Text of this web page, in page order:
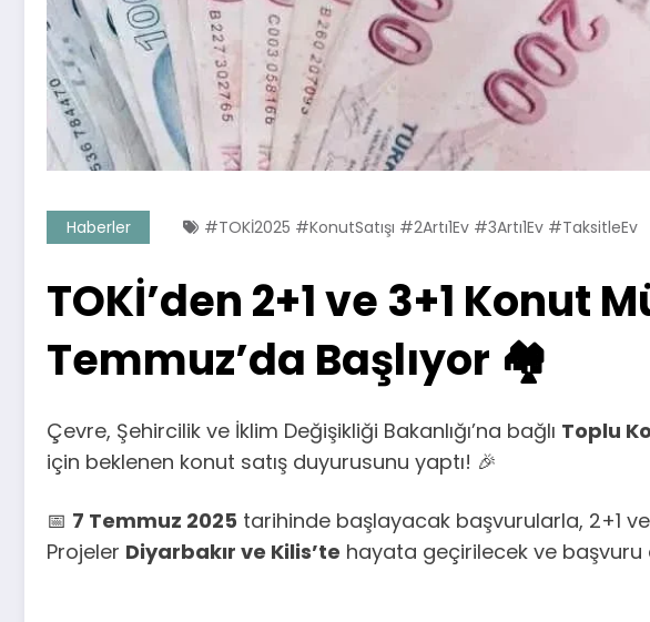
Haberler #TOKİ2025 #KonutSatışı #2Artı1Ev #3Artı1Ev #TaksitleEv
TOKİ’den 2+1 ve 3+1 Konut
Temmuz’da Başlıyor 🏘️
Çevre, Şehircilik ve İklim Değişikliği Bakanlığı’na bağlı Toplu
için beklenen konut satış duyurusunu yaptı! 🎉
📅 7 Temmuz 2025 tarihinde başlayacak başvurularla, 2+1
Projeler Diyarbakır ve Kilis’te hayata geçirilecek ve başvuru